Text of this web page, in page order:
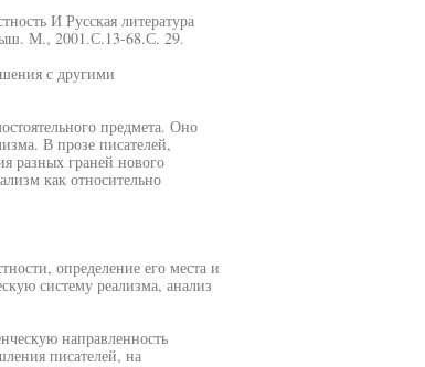
И Русская литература
М., 2001.С.13-68.С. 29.
с другими
предмета. Оно
В прозе писателей,
разных граней нового
как относительно
определение его места и
систему реализма, анализ
направленность
писателей, на